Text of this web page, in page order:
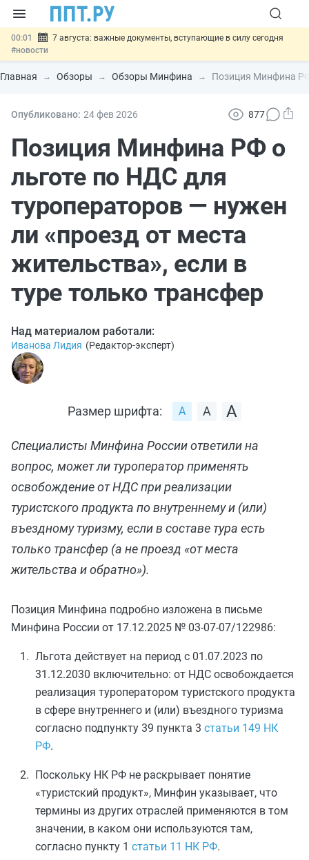
00:01
7 августа: важные документы, вступающие в силу сегодня
#новости
06.08 Минпромторг предложил запретить смешанные лоты
электроники в госзакупках#новости
06.08 Возврат денег за риелторские услуги при недействительных
06.08
Обеспечительный платёж СПОТ могут заменить
банковской гарантией#новости
Главная Обзоры Обзоры Минфина Позиция Минфина РФ
Опубликовано: 24 фев2026 877
Позиция Минфина РФ о
льготе по НДС для
туроператоров — нужен
ли «проезд от места
жительства», если в
туре только трансфер
Над материалом работали:
Иванова Лидия (Редактор-эксперт)
Размер шрифта:
Специалисты Минфина России ответили на
вопрос, может ли туроператор применять
освобождение от НДС при реализации
туристского продукта по внутреннему и (или)
въездному туризму, если в составе тура есть
только трансфер (а не проезд «от места
жительства и обратно»).
Позиция Минфина подробно изложена в письме
Минфина России от 17.12.2025 № 03-07-07/122986:
Льгота действует на период с 01.07.2023 по
31.12.2030 включительно: от НДС освобождается
реализация туроператором туристского продукта
в сфере внутреннего и (или) въездного туризма
согласно подпункту 39 пункта 3 статьи 149 НК
РФ.
Поскольку НК РФ не раскрывает понятие
«туристский продукт», Минфин указывает, что
термины из других отраслей применяются в том
значении, в каком они используются там,
согласно пункту 1 статьи 11 НК РФ.